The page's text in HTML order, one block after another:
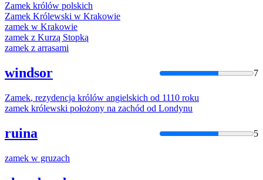
Zamek królów polskich
Zamek Królewski w Krakowie
zamek w Krakowie
zamek z Kurzą Stopką
zamek z arrasami
windsor 7
Zamek, rezydencja królów angielskich od 1110 roku
zamek królewski położony na zachód od Londynu
ruina 5
zamek w gruzach